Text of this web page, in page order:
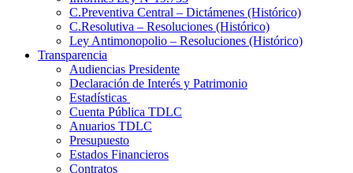
C.Preventiva Central – Dictámenes (Histórico)
C.Resolutiva – Resoluciones (Histórico)
Ley Antimonopolio – Resoluciones (Histórico)
Transparencia
Audiencias Presidente
Declaración de Interés y Patrimonio
Estadísticas
Cuenta Pública TDLC
Anuarios TDLC
Presupuesto
Estados Financieros
Contratos